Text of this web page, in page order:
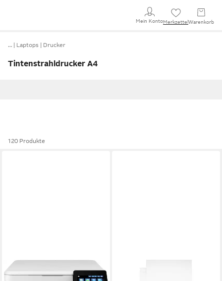
Mein KontoMerkzettel Warenkorb
… Laptops Drucker
Tintenstrahldrucker A4
120 Produkte